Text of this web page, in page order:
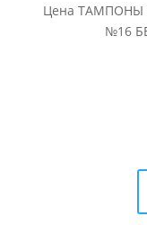
Цена ТАМПОНЫ
№16